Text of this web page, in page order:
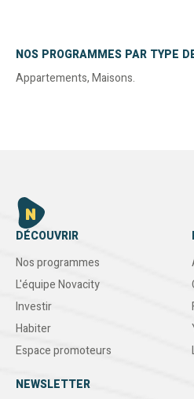
NOS PROGRAMMES PAR TYPE
Appartements,Maisons.
DÉCOUVRIR
Nos programmes
L'équipe Novacity
Investir
Habiter
Espace promoteurs
NEWSLETTER